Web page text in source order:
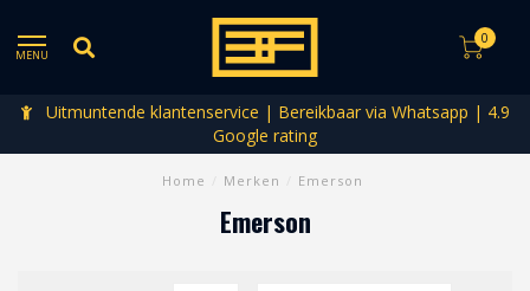
MENU
0
Uitmuntende klantenservice | Bereikbaar via Whatsapp | 4.9
Google rating
Home Merken Emerson
Emerson